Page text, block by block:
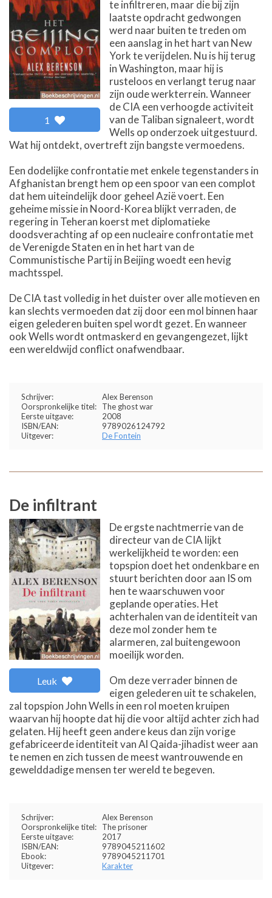
1
te infiltreren, maar die bij zijn
laatste opdracht gedwongen
werd naar buiten te treden om
een aanslag in het hart van New
York te verijdelen. Nu is hij terug
in Washington, maar hij is
rusteloos en verlangt terug naar
zijn oude werkterrein. Wanneer
de CIA een verhoogde activiteit
van de Taliban signaleert, wordt
Wells op onderzoek uitgestuurd.
Wat hij ontdekt, overtreft zijn bangste vermoedens.
Een dodelijke confrontatie met enkele tegenstanders in
Afghanistan brengt hem op een spoor van een complot
dat hem uiteindelijk door geheel Azië voert. Een
geheime missie in Noord-Korea blijkt verraden, de
regering in Teheran koerst met diplomatieke
doodsverachting af op een nucleaire confrontatie met
de Verenigde Staten en in het hart van de
Communistische Partij in Beijing woedt een hevig
machtsspel.
De CIA tast volledig in het duister over alle motieven en
kan slechts vermoeden dat zij door een mol binnen haar
eigen gelederen buiten spel wordt gezet. En wanneer
ook Wells wordt ontmaskerd en gevangengezet, lijkt
een wereldwijd conflict onafwendbaar.
Schrijver:
Alex Berenson
Oorspronkelijke titel:
The ghost war
Eerste uitgave:
2008
ISBN/EAN:
9789026124792
Uitgever:
De Fontein
De infiltrant
Leuk
De ergste nachtmerrie van de
directeur van de CIA lijkt
werkelijkheid te worden: een
topspion doet het ondenkbare en
stuurt berichten door aan IS om
hen te waarschuwen voor
geplande operaties. Het
achterhalen van de identiteit van
deze mol zonder hem te
alarmeren, zal buitengewoon
moeilijk worden.
Om deze verrader binnen de
eigen gelederen uit te schakelen,
zal topspion John Wells in een rol moeten kruipen
waarvan hij hoopte dat hij die voor altijd achter zich had
gelaten. Hij heeft geen andere keus dan zijn vorige
gefabriceerde identiteit van Al Qaida-jihadist weer aan
te nemen en zich tussen de meest wantrouwende en
gewelddadige mensen ter wereld te begeven.
Schrijver:
Alex Berenson
Oorspronkelijke titel:
The prisoner
Eerste uitgave:
2017
ISBN/EAN:
9789045211602
Ebook:
9789045211701
Uitgever:
Karakter